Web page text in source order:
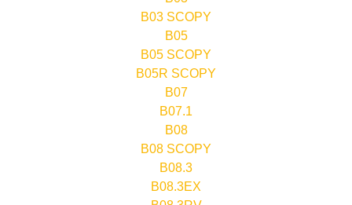
B03 SCOPY
B05
B05 SCOPY
B05R SCOPY
B07
B07.1
B08
B08 SCOPY
B08.3
B08.3EX